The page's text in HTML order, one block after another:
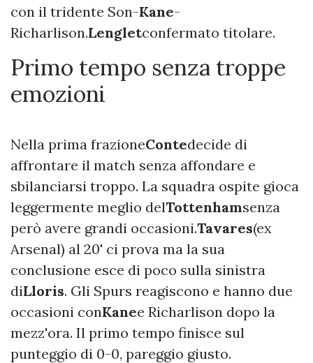
con il tridente Son-Kane-
Richarlison.Lengletconfermato titolare.
Primo tempo senza troppe
emozioni
Nella prima frazioneContedecide di
affrontare il match senza affondare e
sbilanciarsi troppo. La squadra ospite gioca
leggermente meglio delTottenhamsenza
però avere grandi occasioni.Tavares(ex
Arsenal) al 20' ci prova ma la sua
conclusione esce di poco sulla sinistra
diLloris. Gli Spurs reagiscono e hanno due
occasioni conKanee Richarlison dopo la
mezz'ora. Il primo tempo finisce sul
punteggio di 0-0, pareggio giusto.